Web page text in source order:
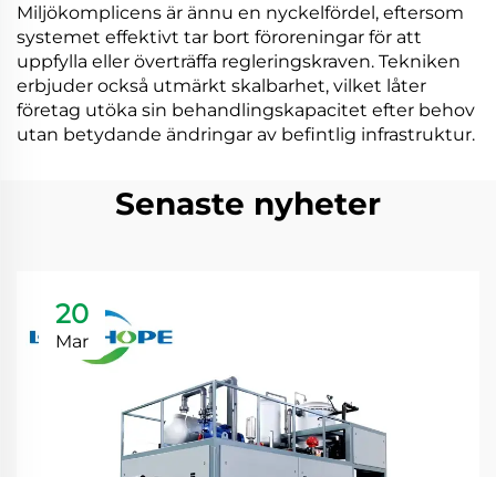
Miljökomplicens är ännu en nyckelfördel, eftersom
systemet effektivt tar bort föroreningar för att
uppfylla eller överträffa regleringskraven. Tekniken
erbjuder också utmärkt skalbarhet, vilket låter
företag utöka sin behandlingskapacitet efter behov
utan betydande ändringar av befintlig infrastruktur.
Senaste nyheter
20
Mar